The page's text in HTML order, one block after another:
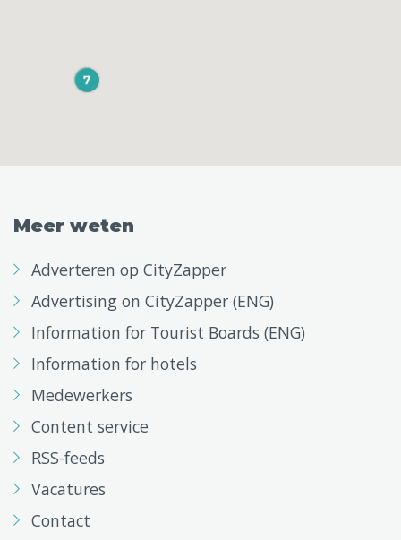
Meer weten
Adverteren op CityZapper
Advertising on CityZapper (ENG)
Information for Tourist Boards (ENG)
Information for hotels
Medewerkers
Content service
RSS-feeds
Vacatures
Contact